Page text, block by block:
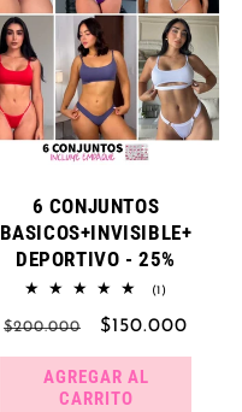
6 CONJUNTOS
BASICOS+INVISIBLE+
DEPORTIVO - 25%
(1)
totales
Precio
habitual
$200.000
Precio
de
oferta
$150.000
AGREGAR AL
CARRITO